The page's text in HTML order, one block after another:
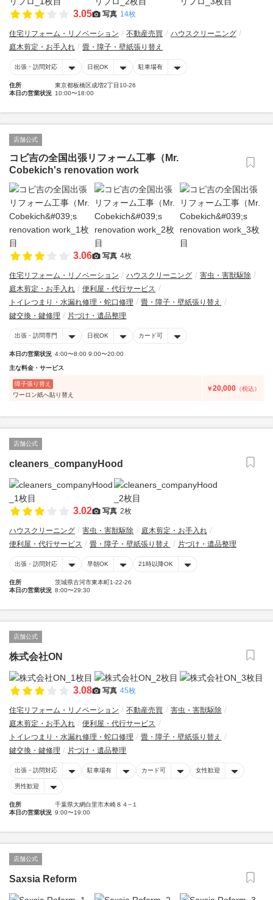
3.05 写真 14枚
住宅リフォーム・リノベーション 不動産売買
ハウスクリーニング
庭木剪定・お手入れ
畳・障子・壁紙張り替え
出張・訪問対応 日祝OK 駐車場有
住所
東京都板橋区成増2丁目10-26
本日の営業状況 10:00〜18:00
店舗公式
コビ吉の全国出張リフォーム工事（Mr.
Cobekich's renovation work
3.06 写真 4枚
住宅リフォーム・リノベーション ハウスクリーニング
害虫・害獣駆除
庭木剪定・お手入れ
便利屋・代行サービス
トイレつまり・水漏れ修理・蛇口修理
畳・障子・壁紙張り替え
鍵交換・鍵修理
片づけ・遺品整理
出張・訪問専門 日祝OK カード可
本日の営業状況 4:00〜8:00 9:00〜20:00
主な料金・サービス
障子張り替え
ワーロン紙へ貼り替え
￥20,000 （税込）
店舗公式
cleaners_companyHood
3.02 写真 2枚
ハウスクリーニング 害虫・害獣駆除
庭木剪定・お手入れ
便利屋・代行サービス
畳・障子・壁紙張り替え 片づけ・遺品整理
出張・訪問対応 早朝OK 21時以降OK
住所
茨城県古河市東本町1-22-26
本日の営業状況 8:00〜29:30
店舗公式
株式会社ON
3.08 写真 45枚
住宅リフォーム・リノベーション 不動産売買
害虫・害獣駆除
庭木剪定・お手入れ
便利屋・代行サービス
トイレつまり・水漏れ修理・蛇口修理
畳・障子・壁紙張り替え
鍵交換・鍵修理
片づけ・遺品整理
出張・訪問対応 駐車場有 カード可 女性歓迎
男性歓迎
住所
千葉県大網白里市木崎８４−１
本日の営業状況 9:00〜19:00
店舗公式
Saxsia Reform